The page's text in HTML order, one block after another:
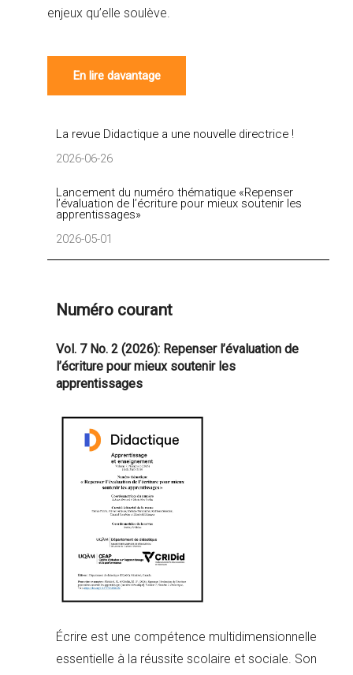
enjeux qu’elle soulève.
En lire davantage
La revue Didactique a une nouvelle directrice !
2026-06-26
Lancement du numéro thématique «Repenser
l’évaluation de l’écriture pour mieux soutenir les
apprentissages»
2026-05-01
Numéro courant
Vol. 7 No. 2 (2026): Repenser l’évaluation de
l’écriture pour mieux soutenir les
apprentissages
Écrire est une compétence multidimensionnelle
essentielle à la réussite scolaire et sociale. Son